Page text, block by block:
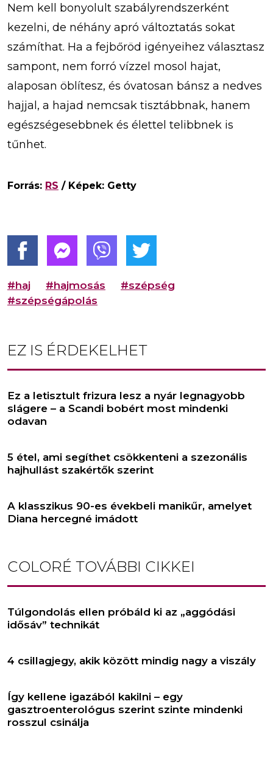
Nem kell bonyolult szabályrendszerként
kezelni, de néhány apró változtatás sokat
számíthat. Ha a fejbőröd igényeihez választasz
sampont, nem forró vízzel mosol hajat,
alaposan öblítesz, és óvatosan bánsz a nedves
hajjal, a hajad nemcsak tisztábbnak, hanem
egészségesebbnek és élettel telibbnek is
tűnhet.
Forrás: RS / Képek: Getty
#haj #hajmosás
#szépség
#szépségápolás
EZ IS ÉRDEKELHET
Ez a letisztult frizura lesz a nyár legnagyobb
slágere – a Scandi bobért most mindenki
odavan
5 étel, ami segíthet csökkenteni a szezonális
hajhullást szakértők szerint
A klasszikus 90-es évekbeli manikűr, amelyet
Diana hercegné imádott
COLORÉ TOVÁBBI CIKKEI
Túlgondolás ellen próbáld ki az „aggódási
idősáv” technikát
4 csillagjegy, akik között mindig nagy a viszály
Így kellene igazából kakilni – egy
gasztroenterológus szerint szinte mindenki
rosszul csinálja